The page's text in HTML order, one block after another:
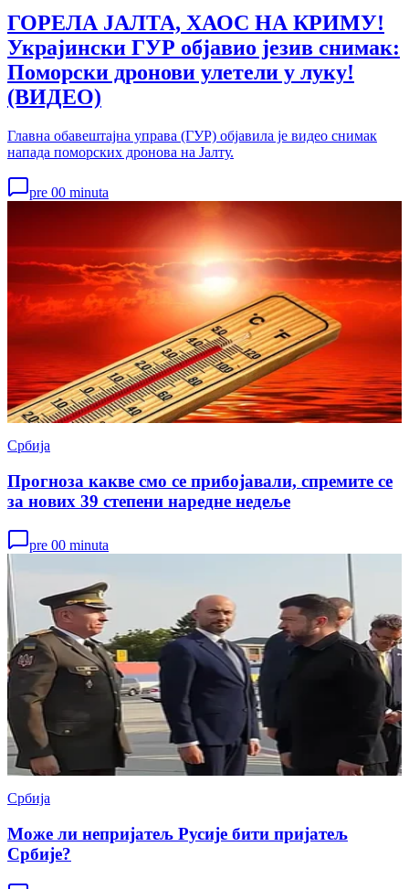
ГОРЕЛА ЈАЛТА, ХАОС НА КРИМУ!
Украјински ГУР објавио језив снимак:
Поморски дронови улетели у луку!
(ВИДЕО)
Главна обавештајна управа (ГУР) објавила је видео снимак
напада поморских дронова на Јалту.
pre 00 minuta
Србија
Прогноза какве смо се прибојавали, спремите се
за нових 39 степени наредне недеље
pre 00 minuta
Србија
Може ли непријатељ Русије бити пријатељ
Србије?